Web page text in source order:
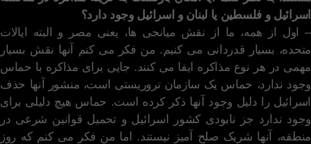
اسرائیل و فلسطین یا لبنان و اسرائیل وجود دارد؟
– اول از همه، ما از نقش میانجی ها، یعنی مصر و البته ایالات
متحده، بسیار قدردانی می کنیم. من فکر می کنم آنها نقش بسیار
مهمی در هر نوع مذاکره ایفا می کنند. جایی برای مذاکره با حماس
وجود ندارد، حماس یک سازمان تروریستی است، منشور آنها حذف
اسرائیل را دلیل وجود آنها ذکر کرده است. حماس هیچ دلیلی برای
وجود ندارد جز نابودی کشور اسرائیل و تحمیل قوانین شرعی در
منطقه، آنها شریک صلح آمیز نیستند. اما من فکر می کنم که روز